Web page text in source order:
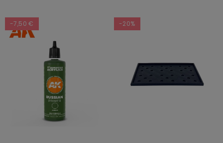
-7,50 € -20%